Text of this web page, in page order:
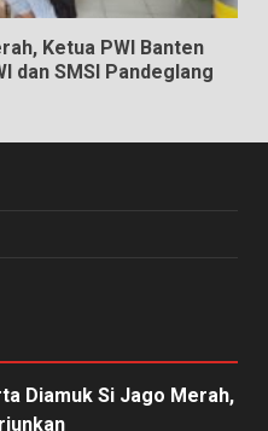
Ketua PWI Banten
dan SMSI Pandeglang
Diamuk Si Jago Merah,